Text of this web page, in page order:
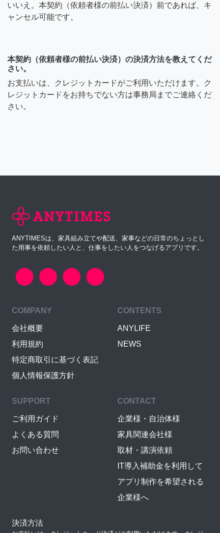
いいえ。本契約（依頼者様の前払い決済）前であれば、キ
ャンセル可能です。
本契約（依頼者様の前払い決済）の決済方法を教えてくだ
さい。
お支払いは、クレジットカードがご利用いただけます。ク
レジットカードをお持ちでない方は事務局までご連絡くだ
さい。
ANYTIMESは、家具組み立てや配送、家事などの日常のちょっとし
た用事を依頼したい人と、仕事をしたい人をつなげるアプリです。
COMPANY
会社概要
利用規約
特定商取引に基づく表記
個人情報保護方針
CONTENTS
ANYLIFE
NEWS
SUPPORT
ご利用ガイド
よくある質問
お問い合わせ
CONTACT
企業様・自治体様
家具関連会社様
取材・講演依頼
IT導入補助金を利用して
アプリ制作を希望される
企業様へ
決済方法